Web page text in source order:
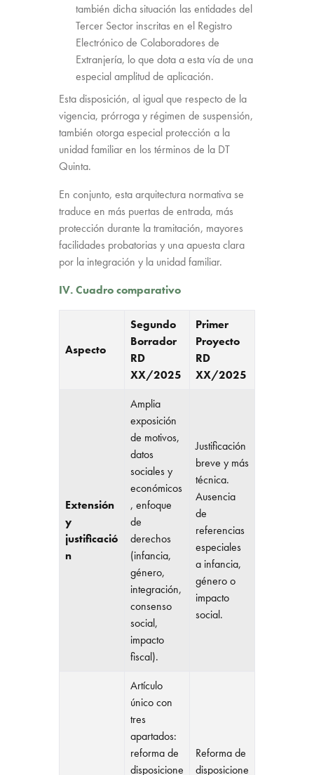
también dicha situación las entidades del
Tercer Sector inscritas en el Registro
Electrónico de Colaboradores de
Extranjería, lo que dota a esta vía de una
especial amplitud de aplicación.
Esta disposición, al igual que respecto de la
vigencia, prórroga y régimen de suspensión,
también otorga especial protección a la
unidad familiar en los términos de la DT
Quinta.
En conjunto, esta arquitectura normativa se
traduce en más puertas de entrada, más
protección durante la tramitación, mayores
facilidades probatorias y una apuesta clara
por la integración y la unidad familiar.
IV. Cuadro comparativo
Aspecto
Segundo
Borrador
RD
XX/2025
Primer
Proyecto
RD
XX/2025
Extensión
y
justificació
n
Amplia
exposición
de motivos,
datos
sociales y
económicos
, enfoque
de
derechos
(infancia,
género,
integración,
consenso
social,
impacto
fiscal).
Justificación
breve y más
técnica.
Ausencia
de
referencias
especiales
a infancia,
género o
impacto
social.
Artículo
único con
tres
apartados:
reforma de
disposicione
Reforma de
disposicione